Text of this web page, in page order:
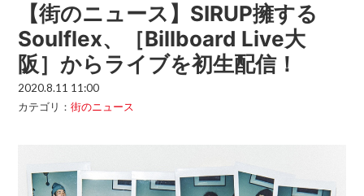
【街のニュース】SIRUP擁する
Soulflex、［Billboard Live大
阪］からライブを初生配信！
2020.8.11 11:00
カテゴリ：街のニュース